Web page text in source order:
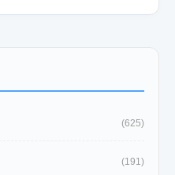
(625)
(191)